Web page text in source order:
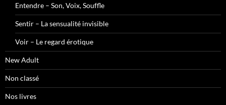
Entendre – Son, Voix, Souffle
Sentir – La sensualité invisible
Voir – Le regard érotique
New Adult
Non classé
Nos livres